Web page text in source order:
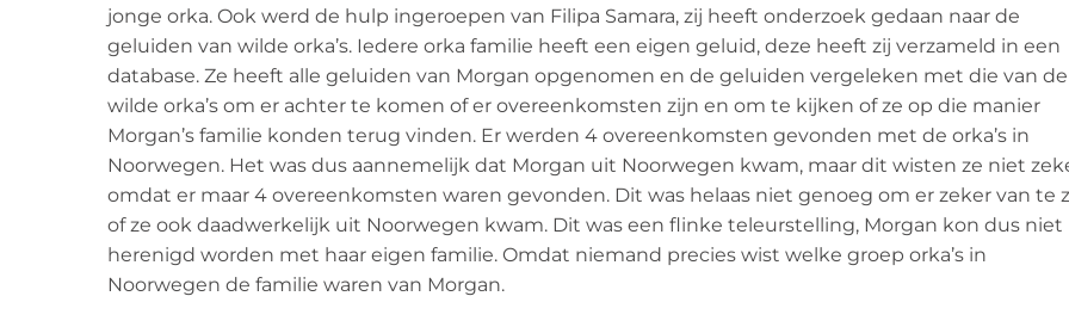
jonge orka. Ook werd de hulp ingeroepen van Filipa Samara, zij heeft onderzoek gedaan naar de
geluiden van wilde orka’s. Iedere orka familie heeft een eigen geluid, deze heeft zij verzameld in een
database. Ze heeft alle geluiden van Morgan opgenomen en de geluiden vergeleken met die van de
wilde orka’s om er achter te komen of er overeenkomsten zijn en om te kijken of ze op die manier
Morgan’s familie konden terug vinden. Er werden 4 overeenkomsten gevonden met de orka’s in
Noorwegen. Het was dus aannemelijk dat Morgan uit Noorwegen kwam, maar dit wisten ze niet
omdat er maar 4 overeenkomsten waren gevonden. Dit was helaas niet genoeg om er zeker van te
of ze ook daadwerkelijk uit Noorwegen kwam. Dit was een flinke teleurstelling, Morgan kon dus niet
herenigd worden met haar eigen familie. Omdat niemand precies wist welke groep orka’s in
Noorwegen de familie waren van Morgan.